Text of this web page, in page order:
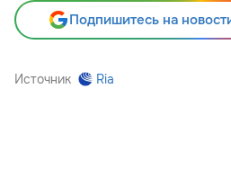
Подпишитесь на
Источник Ria